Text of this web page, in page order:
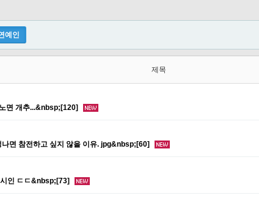
예인
제목
면 개추...&nbsp;[120]
면 참전하고 싶지 않을 이유. jpg&nbsp;[60]
인 ㄷㄷ&nbsp;[73]